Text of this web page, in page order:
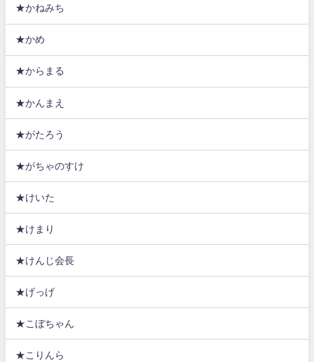
★かねみち
★かめ
★からまる
★かんまえ
★がたろう
★がちゃのすけ
★けいた
★けまり
★けんじ会長
★げっげ
★こぼちゃん
★こりんら